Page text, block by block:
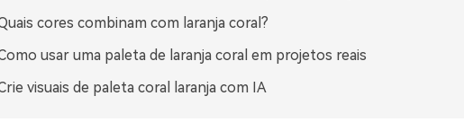
cores combinam com laranja coral?
usar uma paleta de laranja coral em projetos reais
visuais de paleta coral laranja com IA